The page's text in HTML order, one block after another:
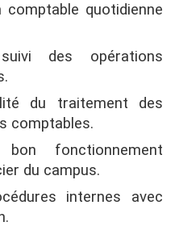
quotidienne
des opérations
du traitement des
comptables.
fonctionnement
du campus.
internes avec